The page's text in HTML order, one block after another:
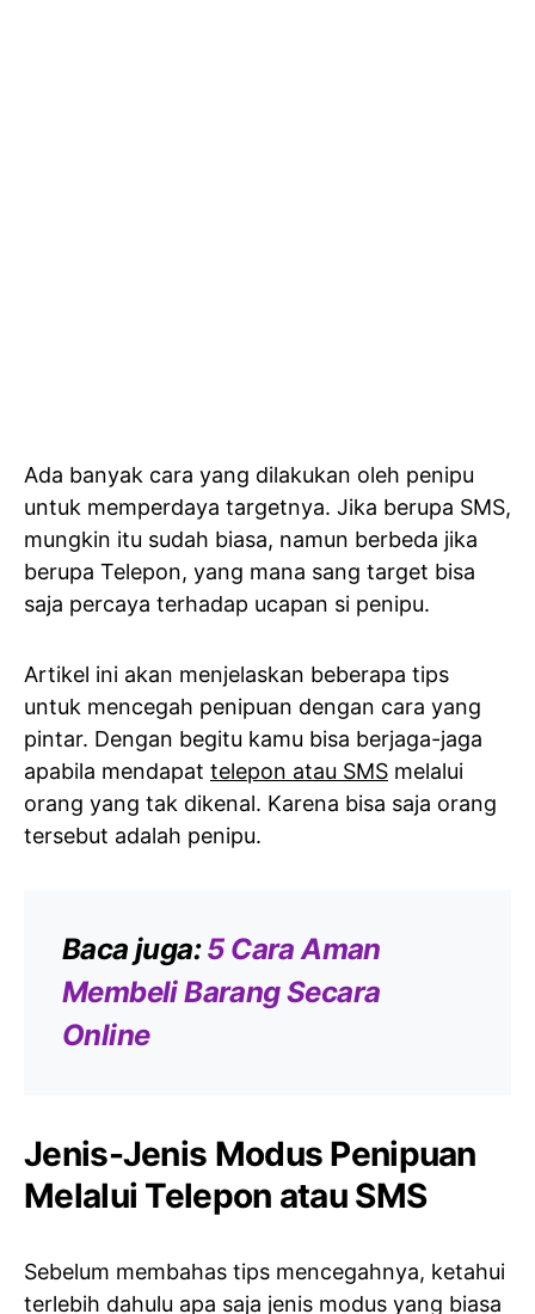
Ada banyak cara yang dilakukan oleh penipu
untuk memperdaya targetnya. Jika berupa SMS,
mungkin itu sudah biasa, namun berbeda jika
berupa Telepon, yang mana sang target bisa
saja percaya terhadap ucapan si penipu.
Artikel ini akan menjelaskan beberapa tips
untuk mencegah penipuan dengan cara yang
pintar. Dengan begitu kamu bisa berjaga-jaga
apabila mendapat telepon atau SMS melalui
orang yang tak dikenal. Karena bisa saja orang
tersebut adalah penipu.
Baca juga:5 Cara Aman
Membeli Barang Secara
Online
Jenis-Jenis Modus Penipuan
Melalui Telepon atau SMS
Sebelum membahas tips mencegahnya, ketahui
terlebih dahulu apa saja jenis modus yang biasa